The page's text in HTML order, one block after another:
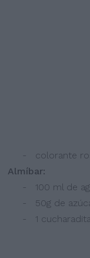
- colorante
Almíbar:
- 100 ml de
- 50g de
- 1 cucharadita